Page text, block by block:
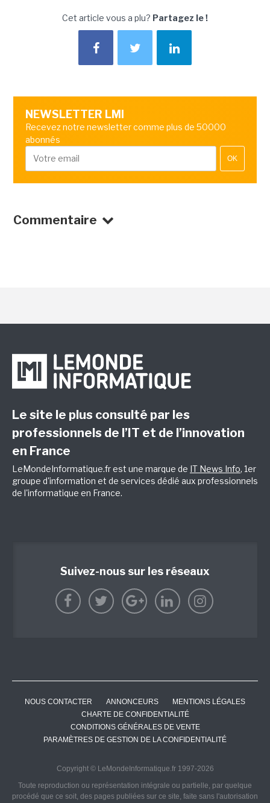
Cet article vous a plu? Partagez le !
NEWSLETTER LMI
Recevez notre newsletter comme plus de 50000
abonnés
OK
Commentaire
Le site le plus consulté par les
professionnels de l’IT et de l’innovation
en France
LeMondeInformatique.fr est une marque de IT News Info, 1er
groupe d'information et de services dédié aux professionnels
de l'informatique en France.
Suivez-nous sur les réseaux
NOUS CONTACTER ANNONCEURS
MENTIONS LÉGALES
CHARTE DE CONFIDENTIALITÉ
CONDITIONS GÉNÉRALES DE VENTE
PARAMÈTRES DE GESTION DE LA CONFIDENTIALITÉ
Copyright © LeMondeInformatique.fr 1997-2026
Toute reproduction ou représentation intégrale ou partielle, par quelque
procédé que ce soit, des pages publiées sur ce site, faite sans l'autorisation